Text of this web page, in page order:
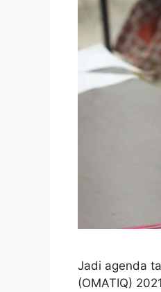
Jadi agenda
(OMATIQ)